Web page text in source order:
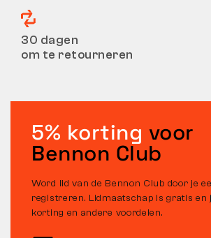
30 dagen
om te retourneren
5% korting voor
Bennon Club
Word lid van de Bennon Club door je
registreren. Lidmaatschap is gratis
korting en andere voordelen.